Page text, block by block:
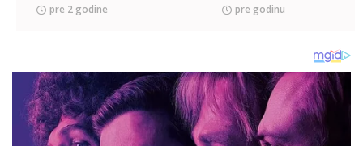
pre 2 godine pre godinu